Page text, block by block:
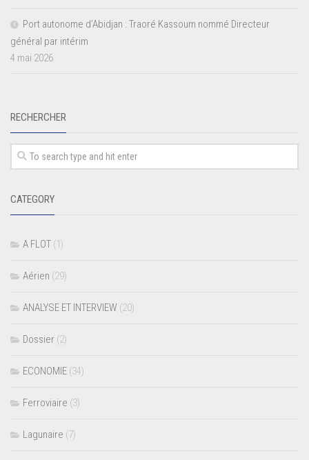
Port autonome d’Abidjan : Traoré Kassoum nommé Directeur
général par intérim
4 mai 2026
RECHERCHER
CATEGORY
A FLOT (1)
Aérien (29)
ANALYSE ET INTERVIEW (20)
Dossier (2)
ECONOMIE (34)
Ferroviaire (3)
Lagunaire (7)